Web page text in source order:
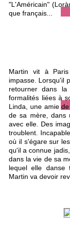
"L'Américain"
que français...
Martin vit à
impasse. Lorsqu'il
retourner dans
formalités liées à
Linda, une amie
de sa mère, dans
avec elle. Des
troublent.
où il s'égare sur
qu'il a connue
dans la vie de sa
lequel elle danse
Martin va devoir